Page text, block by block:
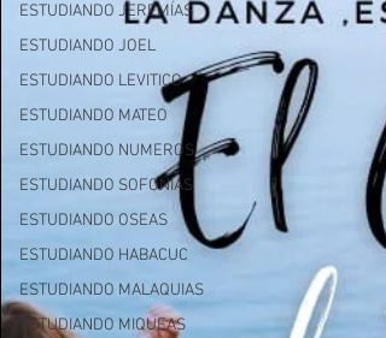
ESTUDIANDO JEREMÍAS
ESTUDIANDO JOEL
ESTUDIANDO LEVITICO
ESTUDIANDO MATEO
ESTUDIANDO NUMEROS
ESTUDIANDO SOFONIAS
ESTUDIANDO OSEAS
ESTUDIANDO HABACUC
ESTUDIANDO MALAQUIAS
ESTUDIANDO MIQUEAS